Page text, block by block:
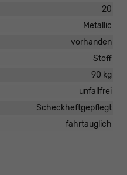
20
Metallic
vorhanden
Stoff
90 kg
unfallfrei
Scheckheftgepflegt
fahrtauglich